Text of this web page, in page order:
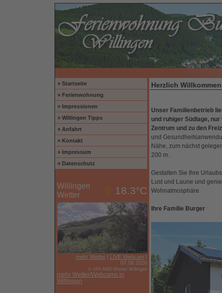
» Startseite
» Ferienwohnung
» Impressionen
» Willingen Tipps
» Anfahrt
» Kontakt
» Impressum
» Datenschutz
Willingen
Wetter
18.3°C
mehr Wetter LIVE Webcam
07.08.2026
© UPLAND-Wetter Willingen
mehr Wetter/Webcams in
Willingen
Herzlich
Unser Familienbetrieb
und ruhiger Südlage,
Zentrum und zu den
und
Nähe, zum nächst
200 m.
Gestalten Sie Ihre
Lust und Laune und
Wohnatmosphäre.
Ihre Familie Burger